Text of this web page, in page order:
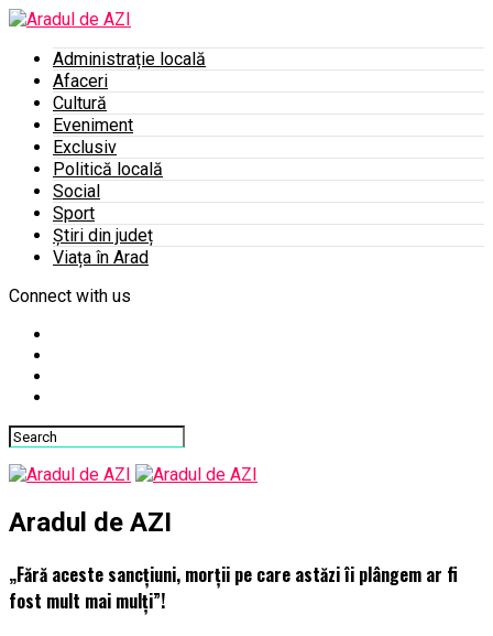
Administrație locală
Afaceri
Cultură
Eveniment
Exclusiv
Politică locală
Social
Sport
Știri din județ
Viața în Arad
Connect with us
Aradul de AZI
„Fără aceste sancțiuni, morții pe care astăzi îi plângem ar fi
fost mult mai mulți”!